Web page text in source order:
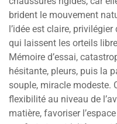
brident le mouvement
l’idée est claire,
qui laissent les orteils
Mémoire d’essai,
hésitante, pleurs, puis la
souple, miracle modeste.
flexibilité au niveau de
matière, favoriser